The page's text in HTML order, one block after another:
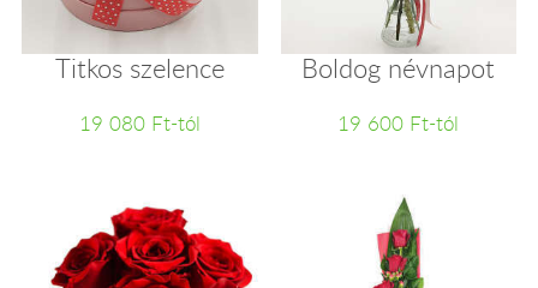
Titkos szelence
19 080 Ft-tól
Boldog névnapot
19 600 Ft-tól